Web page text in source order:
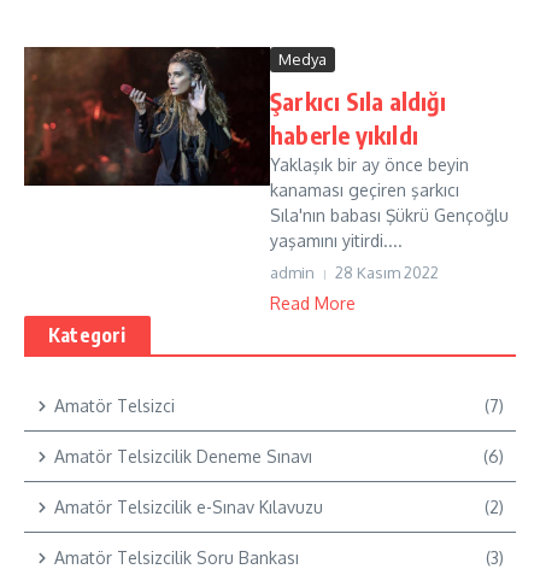
Medya
Şarkıcı Sıla aldığı
haberle yıkıldı
Yaklaşık bir ay önce beyin
kanaması geçiren şarkıcı
Sıla'nın babası Şükrü Gençoğlu
yaşamını yitirdi....
admin 28 Kasım 2022
Read More
Kategori
Amatör Telsizci (7)
Amatör Telsizcilik Deneme Sınavı (6)
Amatör Telsizcilik e-Sınav Kılavuzu (2)
Amatör Telsizcilik Soru Bankası (3)